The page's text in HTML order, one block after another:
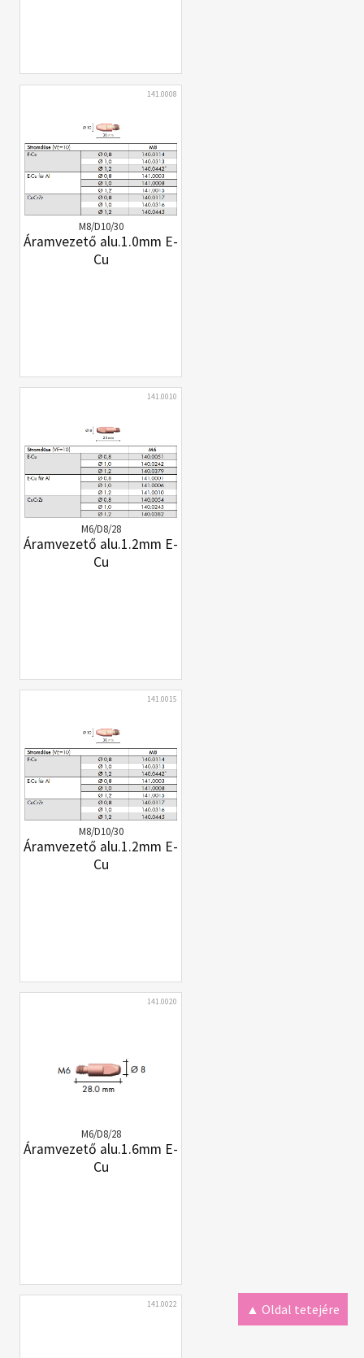
▲ Oldal tetejére
141.0008
M8/D10/30
Áramvezető alu.1.0mm E-
Cu
141.0010
M6/D8/28
Áramvezető alu.1.2mm E-
Cu
141.0015
M8/D10/30
Áramvezető alu.1.2mm E-
Cu
141.0020
M6/D8/28
Áramvezető alu.1.6mm E-
Cu
141.0022